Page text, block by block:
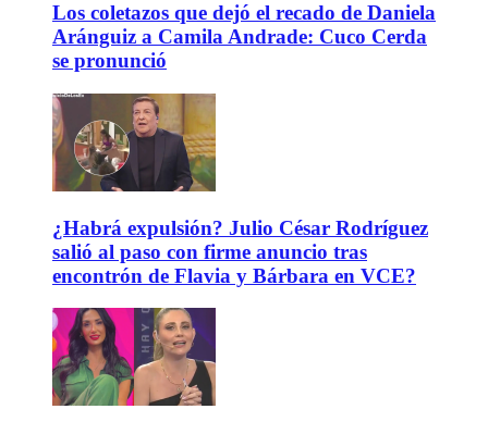
Los coletazos que dejó el recado de Daniela
Aránguiz a Camila Andrade: Cuco Cerda
se pronunció
¿Habrá expulsión? Julio César Rodríguez
salió al paso con firme anuncio tras
encontrón de Flavia y Bárbara en VCE?